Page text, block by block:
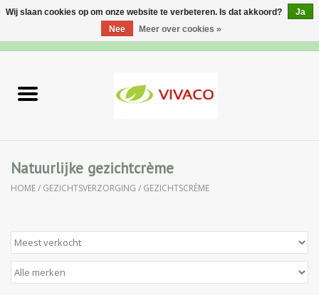
Lichaamsverzorging
Specialiteiten
Natuurlijke Kruiden
Apotheek
Natuurlijke gezichtcrème
HOME/ GEZICHTSVERZORGING / GEZICHTSCRÈME
Wij slaan cookies op om onze website te verbeteren. Is dat akkoord?
Ja
Nee
Meer over cookies »